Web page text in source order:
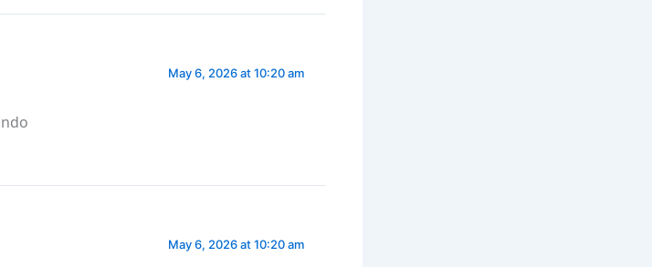
May 6, 2026 at 10:20 am
May 6, 2026 at 10:20 am